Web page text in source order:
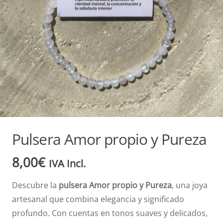
Pulsera Amor propio y Pureza
8,00€ IVA Incl.
Descubre la pulsera Amor propio y Pureza, una joya
artesanal que combina elegancia y significado
profundo. Con cuentas en tonos suaves y delicados,